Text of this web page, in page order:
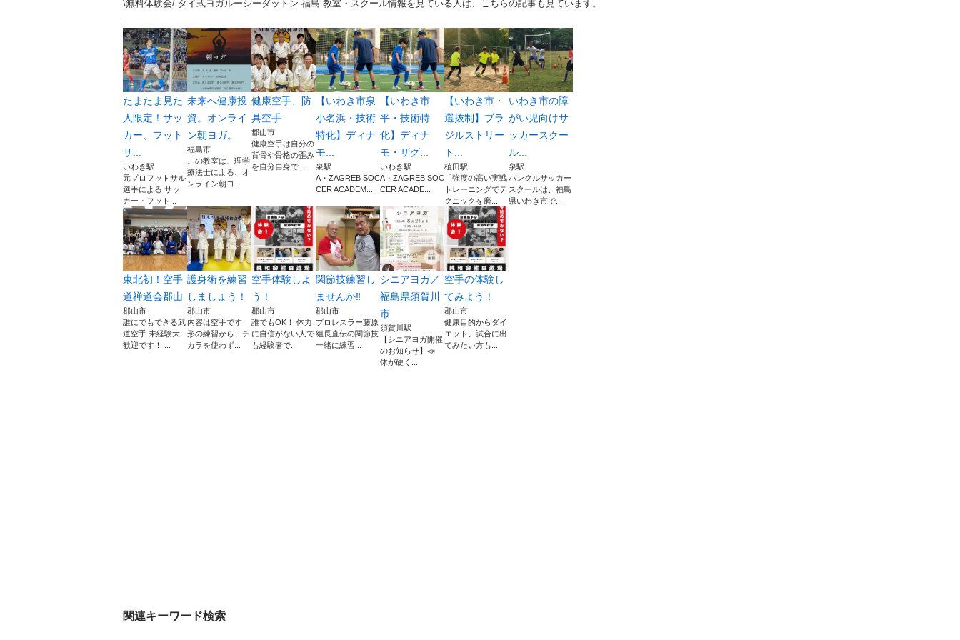
\無料体験会/ タイ式ヨガルーシーダットン 福島 教室・スクール情報を見ている人は、こちらの記事も見ています。
たまたま見た
人限定！サッ
カー、フット
サ...
いわき駅
元プロフットサル
選手による サッ
カー・フット...
未来へ健康投
資。オンライ
ン朝ヨガ。
福島市
この教室は、理学
療法士による、オ
ンライン朝ヨ...
健康空手、防
具空手
郡山市
健康空手は自分の
背骨や骨格の歪み
を自分自身で...
【いわき市泉
小名浜・技術
特化】ディナ
モ...
泉駅
A・ZAGREB SOC
CER ACADEM...
【いわき市
平・技術特
化】ディナ
モ・ザグ...
いわき駅
A・ZAGREB SOC
CER ACADE...
【いわき市・
選抜制】ブラ
ジルストリー
ト...
植田駅
「強度の高い実戦
トレーニングでテ
クニックを磨...
いわき市の障
がい児向けサ
ッカースクー
ル...
泉駅
バンクルサッカー
スクールは、福島
県いわき市で...
東北初！空手
道禅道会郡山
郡山市
誰にでもできる武
道空手 未経験大
歓迎です！ ...
護身術を練習
しましょう！
郡山市
内容は空手です
形の練習から、チ
カラを使わず...
空手体験しよ
う！
郡山市
誰でもOK！ 体力
に自信がない人で
も経験者で...
関節技練習し
ませんか‼️
郡山市
プロレスラー藤原
組長直伝の関節技
一緒に練習...
シニアヨガ／
福島県須賀川
市
須賀川駅
【シニアヨガ開催
のお知らせ】📣
体が硬く...
空手の体験し
てみよう！
郡山市
健康目的からダイ
エット、試合に出
てみたい方も...
関連キーワード検索